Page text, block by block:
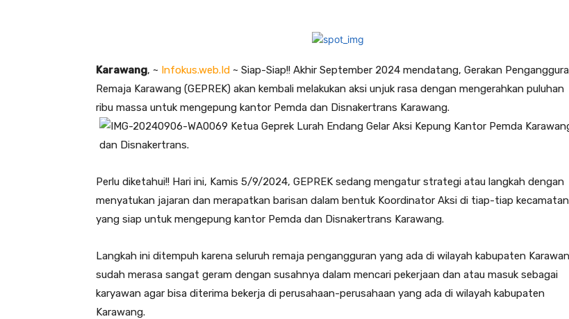
Karawang, ~ Infokus.web.Id ~ Siap-Siap!! Akhir September 2024 mendatang, Gerakan
Remaja Karawang (GEPREK) akan kembali melakukan aksi unjuk rasa dengan mengerahkan puluhan
ribu massa untuk mengepung kantor Pemda dan Disnakertrans Karawang.
Perlu diketahui!! Hari ini, Kamis 5/9/2024, GEPREK sedang mengatur strategi atau langkah dengan
menyatukan jajaran dan merapatkan barisan dalam bentuk Koordinator Aksi di tiap-tiap kecamatan
yang siap untuk mengepung kantor Pemda dan Disnakertrans Karawang.
Langkah ini ditempuh karena seluruh remaja pengangguran yang ada di wilayah kabupaten
sudah merasa sangat geram dengan susahnya dalam mencari pekerjaan dan atau masuk sebagai
karyawan agar bisa diterima bekerja di perusahaan-perusahaan yang ada di wilayah kabupaten
Karawang.